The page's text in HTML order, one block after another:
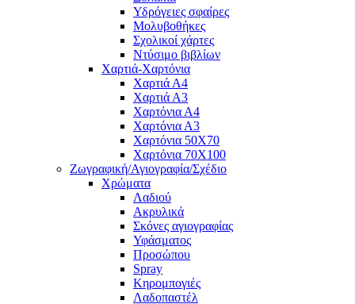
Υδρόγειες σφαίρες
Μολυβοθήκες
Σχολικοί χάρτες
Ντύσιμο βιβλίων
Χαρτιά-Χαρτόνια
Χαρτιά Α4
Χαρτιά Α3
Χαρτόνια Α4
Χαρτόνια Α3
Χαρτόνια 50Χ70
Χαρτόνια 70Χ100
Ζωγραφική/Αγιογραφία/Σχέδιο
Χρώματα
Λαδιού
Ακρυλικά
Σκόνες αγιογραφίας
Υφάσματος
Προσώπου
Spray
Κηρομπογιές
Λαδοπαστέλ